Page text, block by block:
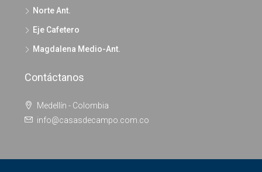
Norte Ant.
Eje Cafetero
Magdalena Medio-Ant.
Contáctanos
Medellín - Colombia
info@casasdecampo.com.co